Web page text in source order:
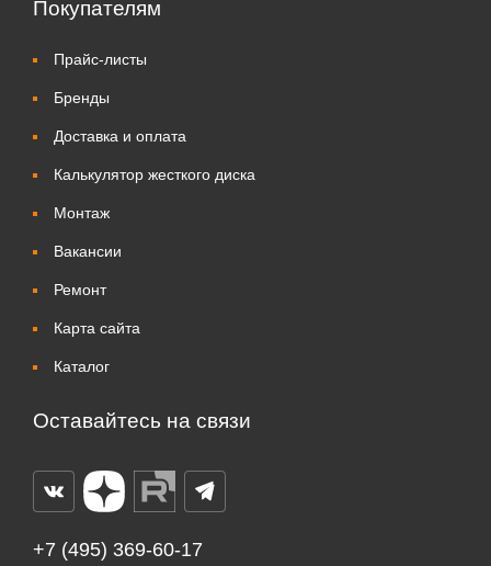
Покупателям
Прайс-листы
Бренды
Доставка и оплата
Калькулятор жесткого диска
Монтаж
Вакансии
Ремонт
Карта сайта
Каталог
Оставайтесь на связи
+7 (495) 369-60-17